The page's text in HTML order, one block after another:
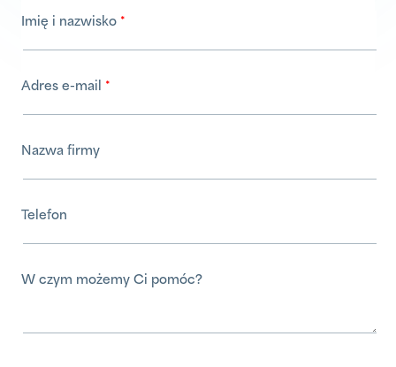
Imię i nazwisko
Adres e-mail
Nazwa firmy
Telefon
W czym możemy Ci pomóc?